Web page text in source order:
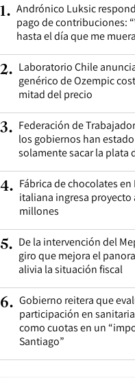
1. Andrónico Luksic
pago de contribuciones:
hasta el día que me
2. Laboratorio Chile
genérico de Ozempic
mitad del precio
3. Federación de
los gobiernos han
solamente sacar la plata
4. Fábrica de chocolates en
italiana ingresa proyecto
millones
5. De la intervención del
giro que mejora el
alivia la situación fiscal
6. Gobierno reitera que
participación en
como cuotas en un
Santiago”